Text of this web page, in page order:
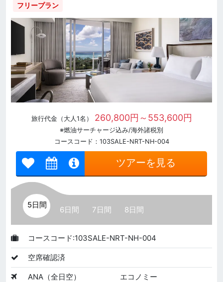
フリープラン
旅行代金（大人1名） 260,800円～553,600円
※燃油サーチャージ込み/海外諸税別
コースコード：103SALE-NRT-NH-004
ツアーを見る
5日間
6日間 7日間 8日間
コースコード:103SALE-NRT-NH-004
空席確認済
ANA（全日空）
エコノミー